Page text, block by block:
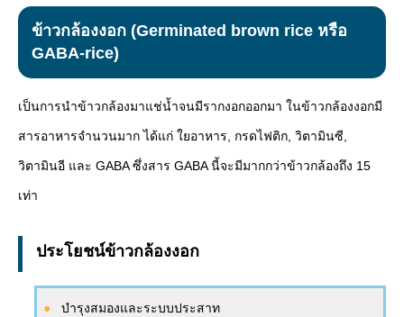
ข้าวกล้องงอก (Germinated brown rice หรือ
GABA-rice)
เป็นการนำข้าวกล้องมาแช่น้ำจนมีรากงอกออกมา ในข้าวกล้องงอกมี
สารอาหารจำนวนมาก ได้แก่ ใยอาหาร, กรดไฟติก, วิตามินซี,
วิตามินอี และ GABA ซึ่งสาร GABA นี้จะมีมากกว่าข้าวกล้องถึง 15
เท่า
ประโยชน์ข้าวกล้องงอก
บำรุงสมองและระบบประสาท